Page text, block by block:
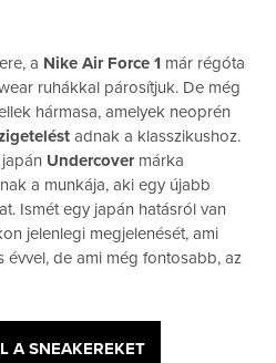
a Nike Air Force 1 már régóta
ruhákkal párosítjuk. De még
hármasa, amelyek neoprén
adnak a klasszikushoz.
Undercovermárka
a munkája, aki egy újabb
Ismét egy japán hatásról van
jelenlegi megjelenését, ami
de ami még fontosabb, az
A SNEAKEREKET